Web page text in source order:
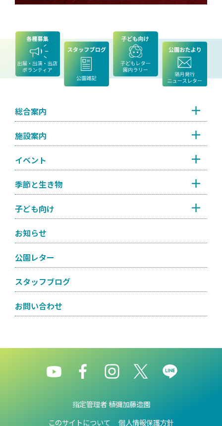
総合案内
施設案内
イベント
季節と生き物
子ども向け
お知らせ
公園レター
スタッフブログ
お問い合わせ
指定管理者 植彌加藤造園
このサイトについて
個人情報保護方針